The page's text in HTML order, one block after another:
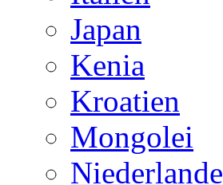
Japan
Kenia
Kroatien
Mongolei
Niederlande